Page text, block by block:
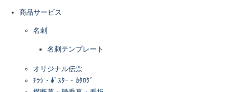
商品サービス
名刺
名刺テンプレート
オリジナル伝票
ﾁﾗｼ・ﾎﾟｽﾀｰ・ｶﾀﾛｸﾞ